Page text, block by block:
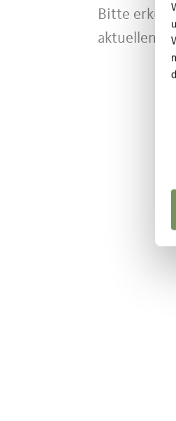
Bitte
aktuellen